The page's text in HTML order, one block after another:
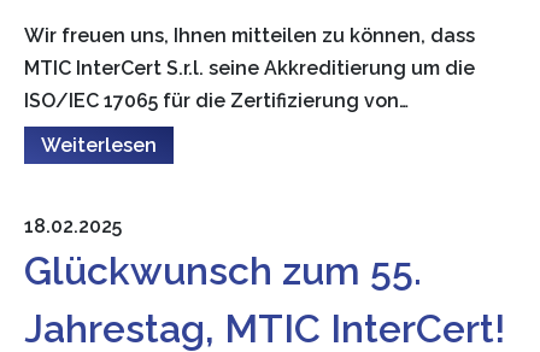
Wir freuen uns, Ihnen mitteilen zu können, dass
MTIC InterCert S.r.l. seine Akkreditierung um die
ISO/IEC 17065 für die Zertifizierung von…
Weiterlesen
18.02.2025
Glückwunsch zum 55.
Jahrestag, MTIC InterCert!